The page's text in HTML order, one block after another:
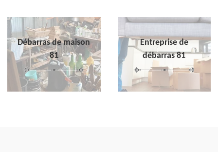
Débarras de maison
81
Entreprise de
débarras 81